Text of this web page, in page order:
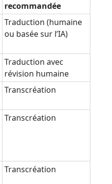
recommandée
Traduction (humaine
ou basée sur l’IA)
Traduction avec
révision humaine
Transcréation
Transcréation
Transcréation